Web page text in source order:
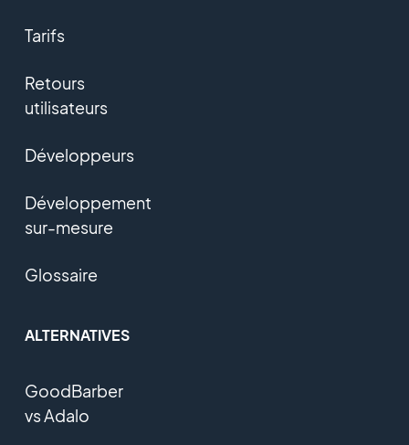
Tarifs
Retours
utilisateurs
Développeurs
Développement
sur-mesure
Glossaire
ALTERNATIVES
GoodBarber
vs Adalo